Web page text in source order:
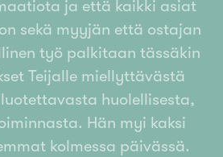
myös vaikeissa
palveluani sanoilla
“luotettava” ja “erinomainen
Yhä uudelleen palaavat
todiste siitä, että lupaukset
ja että kaikki asiat
sekä myyjän että ostajan
työ palkitaan tässäkin
Teijalle miellyttävästä
huolellisesta,
Hän myi kaksi
kolmessa päivässä.